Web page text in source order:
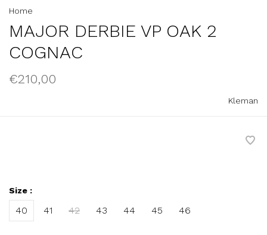
Home
MAJOR DERBIE VP OAK 2
COGNAC
€210,00
Kleman
Size :
40 41 42 43 44 45 46